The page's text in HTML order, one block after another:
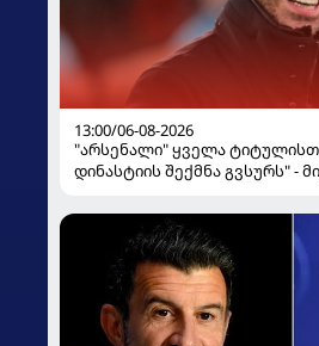
13:00/06-08-2026
"არსენალი" ყველა
დინასტიის შექმნა გვსურს" -